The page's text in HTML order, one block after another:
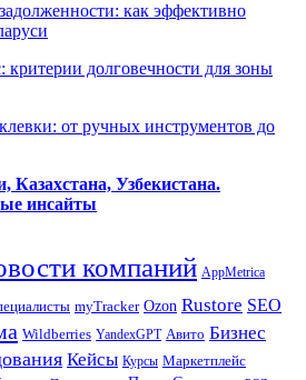
как эффективно
долговечности для зоны
от ручных инструментов до
Узбекистана.
инсайты
компаний AppMetrica
myTracker Ozon Rustore SEO
Wildberries YandexGPT Авито Бизнес
Кейсы Курсы Маркетплейс